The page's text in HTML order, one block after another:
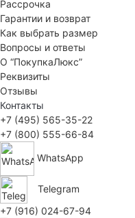
Рассрочка
Гарантии и возврат
Как выбрать размер
Вопросы и ответы
О “ПокупкаЛюкс”
Реквизиты
Отзывы
Контакты
+7 (495) 565-35-22
+7 (800) 555-66-84
WhatsApp
Telegram
+7 (916) 024-67-94